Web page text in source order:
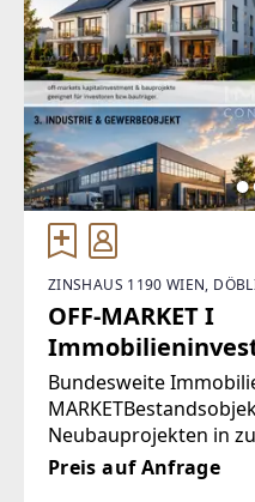
ZINSHAUS 1190 WIEN,
OFF-MARKET I
oder
einigen
Bundesweite
Neubauprojekten in
in allen
optimalsten
Preis auf Anfrage